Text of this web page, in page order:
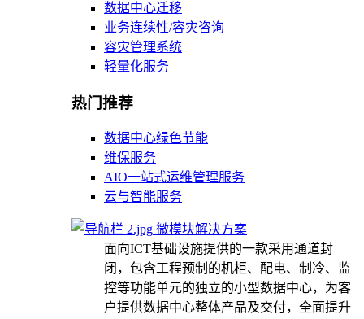
数据中心迁移
业务连续性/容灾咨询
容灾管理系统
轻量化服务
热门推荐
数据中心绿色节能
维保服务
AIO一站式运维管理服务
云与智能服务
微模块解决方案
面向ICT基础设施提供的一款采用通道封
闭，包含工程预制的机柜、配电、制冷、监
控等功能单元的独立的小型数据中心，为客
户提供数据中心整体产品及交付，全面提升